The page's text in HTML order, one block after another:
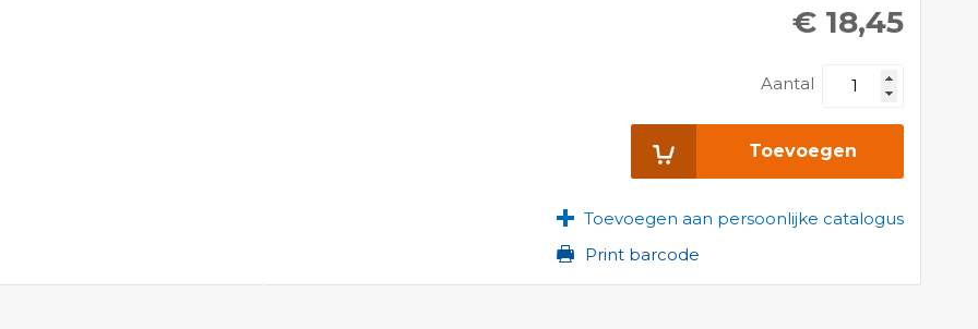
€ 18,45
Aantal
Toevoegen
Toevoegen aan persoonlijke catalogus
Print barcode